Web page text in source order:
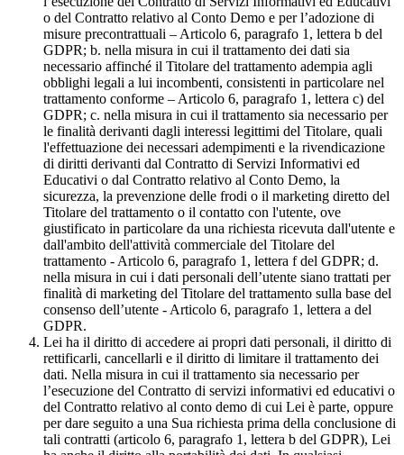
o del Contratto relativo al Conto Demo e per l’adozione di
misure precontrattuali – Articolo 6, paragrafo 1, lettera b del
GDPR; b. nella misura in cui il trattamento dei dati sia
necessario affinché il Titolare del trattamento adempia agli
obblighi legali a lui incombenti, consistenti in particolare nel
trattamento conforme – Articolo 6, paragrafo 1, lettera c) del
GDPR; c. nella misura in cui il trattamento sia necessario per
le finalità derivanti dagli interessi legittimi del Titolare, quali
l'effettuazione dei necessari adempimenti e la rivendicazione
di diritti derivanti dal Contratto di Servizi Informativi ed
Educativi o dal Contratto relativo al Conto Demo, la
sicurezza, la prevenzione delle frodi o il marketing diretto del
Titolare del trattamento o il contatto con l'utente, ove
giustificato in particolare da una richiesta ricevuta dall'utente e
dall'ambito dell'attività commerciale del Titolare del
trattamento - Articolo 6, paragrafo 1, lettera f del GDPR; d.
nella misura in cui i dati personali dell’utente siano trattati per
finalità di marketing del Titolare del trattamento sulla base del
consenso dell’utente - Articolo 6, paragrafo 1, lettera a del
GDPR.
Lei ha il diritto di accedere ai propri dati personali, il diritto di
rettificarli, cancellarli e il diritto di limitare il trattamento dei
dati. Nella misura in cui il trattamento sia necessario per
l’esecuzione del Contratto di servizi informativi ed educativi o
del Contratto relativo al conto demo di cui Lei è parte, oppure
per dare seguito a una Sua richiesta prima della conclusione di
tali contratti (articolo 6, paragrafo 1, lettera b del GDPR), Lei